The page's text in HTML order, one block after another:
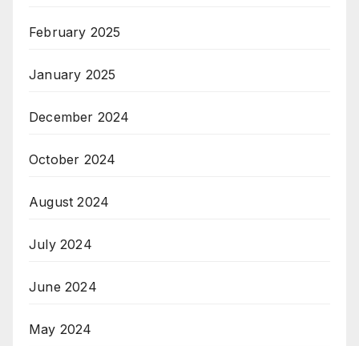
February 2025
January 2025
December 2024
October 2024
August 2024
July 2024
June 2024
May 2024